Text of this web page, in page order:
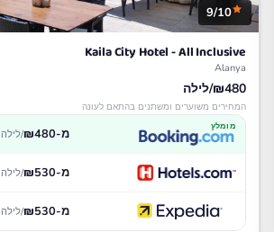
9/10
Kaila City Hotel - All Inclusive
Alanya
₪480/לילה
המחירים משוערים ומשתנים בהתאם לעונה
מומלץ מ-₪480 /לילה
מ-₪530 /לילה
מ-₪530 /לילה